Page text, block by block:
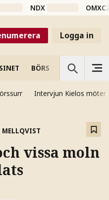
NDX
Logga in
BÖRS VETENSKAP
Intervjun Kielos möter
vissa moln